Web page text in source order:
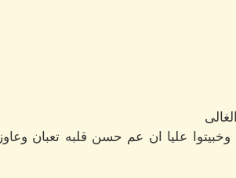
عليا ان عم حسن قلبه تعبان وعاوز